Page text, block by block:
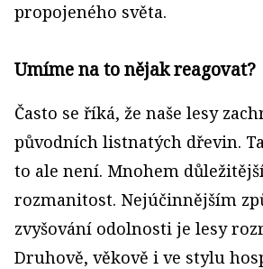
propojeného světa.
Umíme na to nějak reagovat?
Často se říká, že naše lesy
původních listnatých dřevin.
to ale není. Mnohem
rozmanitost. Nejúčinnějším
zvyšování odolnosti je lesy
Druhově, věkově i ve stylu